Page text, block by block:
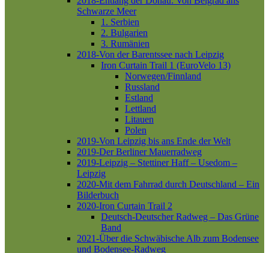
Schwarze Meer
1. Serbien
2. Bulgarien
3. Rumänien
2018-Von der Barentssee nach Leipzig
Iron Curtain Trail 1 (EuroVelo 13)
Norwegen/Finnland
Russland
Estland
Lettland
Litauen
Polen
2019-Von Leipzig bis ans Ende der Welt
2019-Der Berliner Mauerradweg
2019-Leipzig – Stettiner Haff – Usedom –
Leipzig
2020-Mit dem Fahrrad durch Deutschland – Ein
Bilderbuch
2020-Iron Curtain Trail 2
Deutsch-Deutscher Radweg – Das Grüne
Band
2021-Über die Schwäbische Alb zum Bodensee
und Bodensee-Radweg